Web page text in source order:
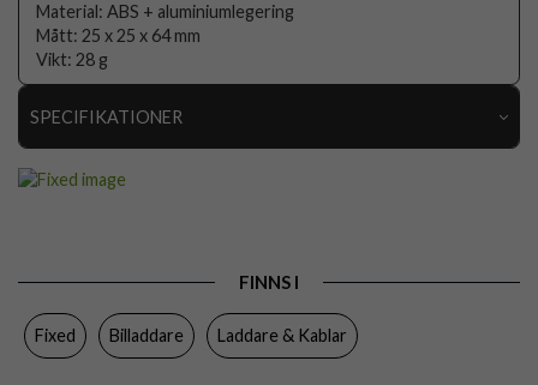
Material: ABS + aluminiumlegering
Mått: 25 x 25 x 64 mm
Vikt: 28 g
SPECIFIKATIONER
Tillverkarens art nr
FINNS I
Fixed Billaddare Laddare & Kablar